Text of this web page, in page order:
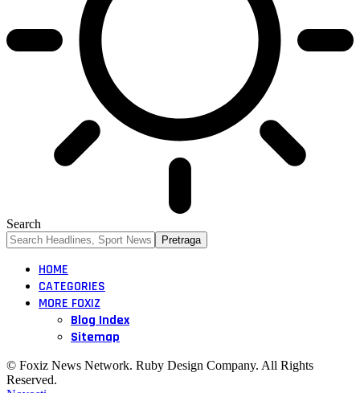
Search
HOME
CATEGORIES
MORE FOXIZ
Blog Index
Sitemap
© Foxiz News Network. Ruby Design Company. All Rights
Reserved.